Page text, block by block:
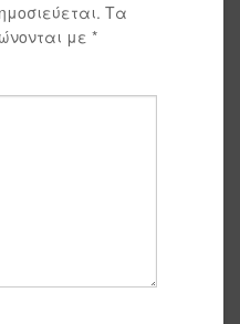
Τα
με *